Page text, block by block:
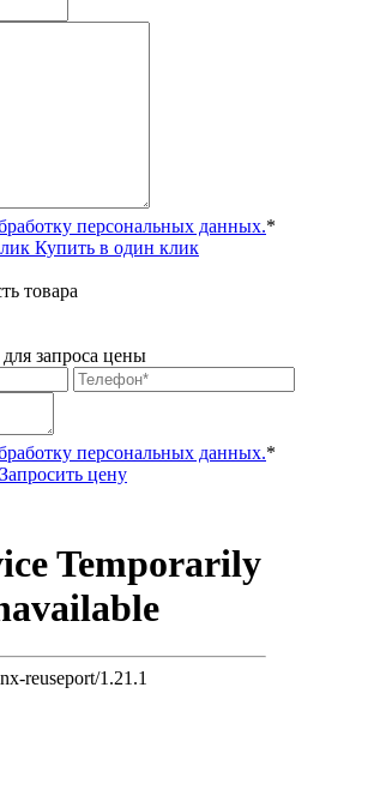
персональных данных.*
Купить в один клик
товара
запроса цены
персональных данных.*
Запросить цену